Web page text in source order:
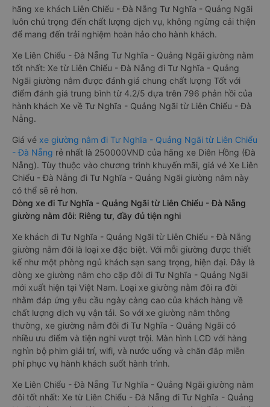
hãng xe khách Liên Chiểu - Đà Nẵng Tư Nghĩa - Quảng Ngãi
luôn chú trọng đến chất lượng dịch vụ, không ngừng cải thiện
để mang đến trải nghiệm hoàn hảo cho hành khách.
Xe Liên Chiểu - Đà Nẵng Tư Nghĩa - Quảng Ngãi giường nằm
tốt nhất: Xe từ Liên Chiểu - Đà Nẵng đi Tư Nghĩa - Quảng
Ngãi giường nằm được đánh giá chung chất lượng Tốt với
điểm đánh giá trung bình từ 4.2/5 dựa trên 796 phản hồi của
hành khách Xe về Tư Nghĩa - Quảng Ngãi từ Liên Chiểu - Đà
Nẵng.
Giá vé xe giường nằm đi Tư Nghĩa - Quảng Ngãi từ Liên Chiểu
- Đà Nẵng rẻ nhất là 250000VND của hãng xe Diên Hồng (Đà
Nẵng). Tùy thuộc vào chương trình khuyến mãi, giá vé Xe Liên
Chiểu - Đà Nẵng đi Tư Nghĩa - Quảng Ngãi giường nằm này
có thể sẽ rẻ hơn.
Dòng xe đi Tư Nghĩa - Quảng Ngãi từ Liên Chiểu - Đà Nẵng
giường nằm đôi: Riêng tư, đầy đủ tiện nghi
Xe khách đi Tư Nghĩa - Quảng Ngãi từ Liên Chiểu - Đà Nẵng
giường nằm đôi là loại xe đặc biệt. Với mỗi giường được thiết
kế như một phòng ngủ khách sạn sang trọng, hiện đại. Đây là
dòng xe giường nằm cho cặp đôi đi Tư Nghĩa - Quảng Ngãi
mới xuất hiện tại Việt Nam. Loại xe giường nằm đôi ra đời
nhằm đáp ứng yêu cầu ngày càng cao của khách hàng về
chất lượng dịch vụ vận tải. So với xe giường nằm thông
thường, xe giường nằm đôi đi Tư Nghĩa - Quảng Ngãi có
nhiều ưu điểm và tiện nghi vượt trội. Màn hình LCD với hàng
nghìn bộ phim giải trí, wifi, và nước uống và chăn đắp miễn
phí phục vụ hành khách suốt hành trình.
Xe Liên Chiểu - Đà Nẵng Tư Nghĩa - Quảng Ngãi giường nằm
đôi tốt nhất: Xe từ Liên Chiểu - Đà Nẵng đi Tư Nghĩa - Quảng